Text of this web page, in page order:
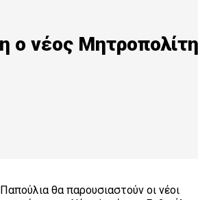
ο νέος
θα παρουσιαστούν οι νέοι